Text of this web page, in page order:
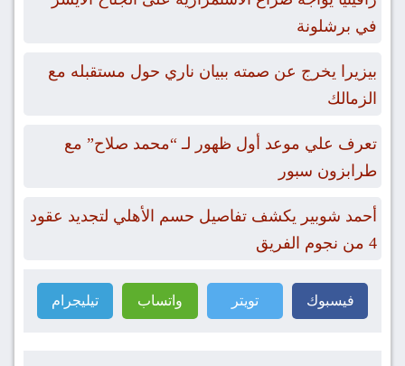
في برشلونة
بيزيرا يخرج عن صمته ببيان ناري حول مستقبله مع
الزمالك
تعرف علي موعد أول ظهور لـ “محمد صلاح” مع
طرابزون سبور
أحمد شوبير يكشف تفاصيل حسم الأهلي لتجديد عقود
4 من نجوم الفريق
فيسبوك تويتر واتساب تيليجرام